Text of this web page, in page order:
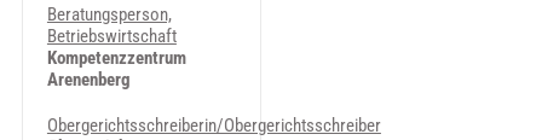
Beratungsperson,
Betriebswirtschaft
Kompetenzzentrum
Arenenberg
Obergerichtsschreiberin/Obergerichtsschreiber